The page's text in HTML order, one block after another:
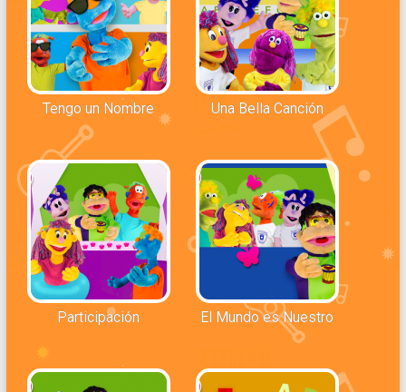
Tengo un Nombre Una Bella Canción
Participación El Mundo es Nuestro